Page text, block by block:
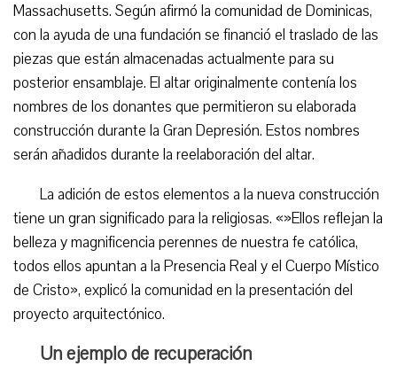
Massachusetts. Según afirmó la comunidad de Dominicas,
con la ayuda de una fundación se financió el traslado de las
piezas que están almacenadas actualmente para su
posterior ensamblaje. El altar originalmente contenía los
nombres de los donantes que permitieron su elaborada
construcción durante la Gran Depresión. Estos nombres
serán añadidos durante la reelaboración del altar.
La adición de estos elementos a la nueva construcción
tiene un gran significado para la religiosas. «»Ellos reflejan la
belleza y magnificencia perennes de nuestra fe católica,
todos ellos apuntan a la Presencia Real y el Cuerpo Místico
de Cristo», explicó la comunidad en la presentación del
proyecto arquitectónico.
Un ejemplo de recuperación